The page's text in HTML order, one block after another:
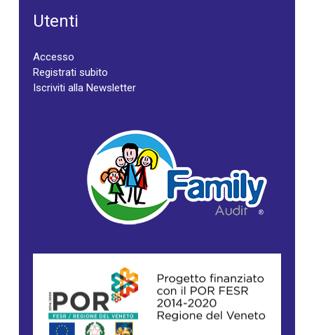
Utenti
Accesso
Registrati subito
Iscriviti alla Newsletter